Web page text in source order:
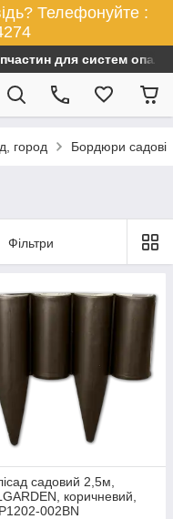
Телефонуйте :
для систем
город Бордюри садові
Фільтри
садовий 2,5м,
коричневий,
002BN